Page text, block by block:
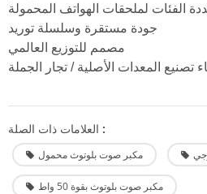
الفئات لملحقات الهواتف المحمولة
جودة مستقرة وسلسلة توريد
مصمم للتوزيع العالمي
المعدات الأصلية / تجار الجملة
العلامات ذات الصلة :
مكبر صوت بلوتوث محمول
مكبر صوت بلوتوث بقوة 50 واط